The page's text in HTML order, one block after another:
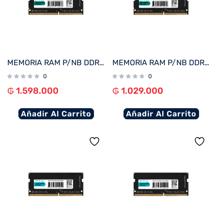
MEMORIA RAM P/NB DDR5 16GB 5600 FTX 115076
0
₲ 1.598.000
Añadir Al Carrito
MEMORIA RAM P/NB DDR5 8GB 5600 FTX 115069
0
₲ 1.029.000
Añadir Al Carrito